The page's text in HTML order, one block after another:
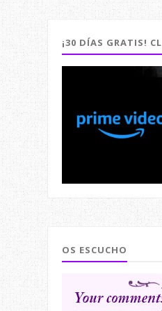
¡30 DÍAS GRATIS!
OS ESCUCHO